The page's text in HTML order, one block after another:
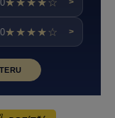
★★★★☆ >
★★★★☆ >